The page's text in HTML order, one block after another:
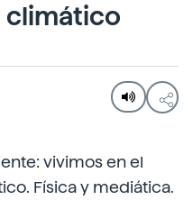
climático
vivimos en el
Física y mediática.